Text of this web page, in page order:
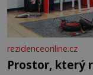
rezidenceonline.cz
Prostor, který